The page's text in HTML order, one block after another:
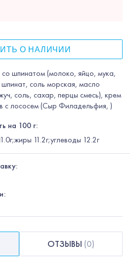
шпинатом (молоко, яйцо, мука,
соль морская, масло
соль, сахар, перцы смесь), крем
с лососем (Сыр Филадельфия, )
на 100 г:
11.2г;углеводы 12.2г
О НАЛИЧИИ
ОТЗЫВЫ (0)